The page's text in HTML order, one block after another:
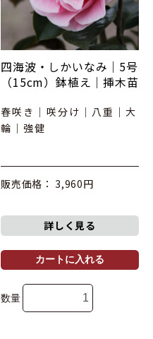
四海波・しかいなみ｜5号
（15cm）鉢植え｜挿木苗
春咲き｜咲分け｜八重｜大
輪｜強健
販売価格： 3,960円
詳しく見る
カートに入れる
数量